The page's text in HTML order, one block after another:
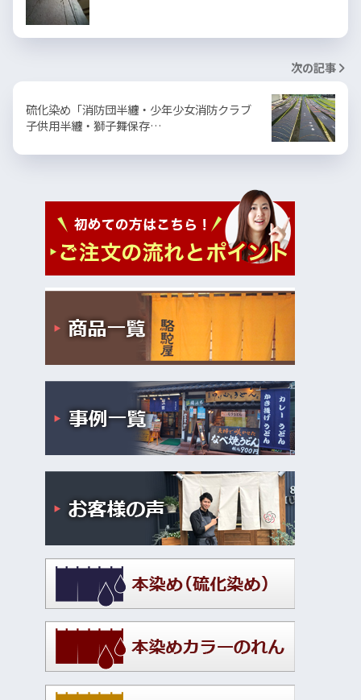
次の記事
硫化染め「消防団半纏・少年少女消防クラブ
子供用半纏・獅子舞保存…